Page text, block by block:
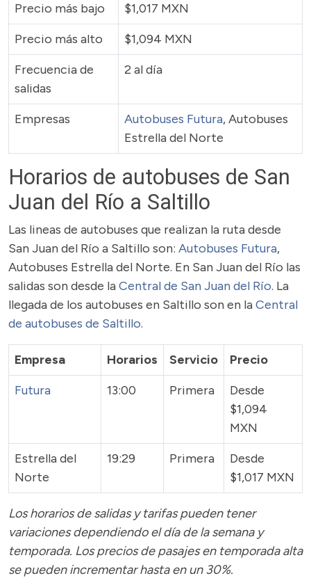
Precio más bajo
$1,017 MXN
Precio más alto
$1,094 MXN
Frecuencia de
salidas
2 al día
Empresas Autobuses Futura, Autobuses
Estrella del Norte
Horarios de autobuses de San
Juan del Río a Saltillo
Las lineas de autobuses que realizan la ruta desde
San Juan del Río a Saltillo son: Autobuses Futura,
Autobuses Estrella del Norte. En San Juan del Río las
salidas son desde laCentral de San Juan del Río. La
llegada de los autobuses en Saltillo son en laCentral
de autobuses de Saltillo.
Empresa Horarios Servicio
Precio
Futura
13:00 Primera
Desde
$1,094
MXN
Estrella del
Norte
19:29 Primera
Desde
$1,017 MXN
Los horarios de salidas y tarifas pueden tener
variaciones dependiendo el día de la semana y
temporada. Los precios de pasajesen temporada alta
se pueden incrementar hasta en un 30%.